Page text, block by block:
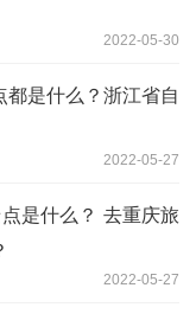
2022-05-30
都是什么？浙江省自
2022-05-27
是什么？ 去重庆旅
2022-05-27